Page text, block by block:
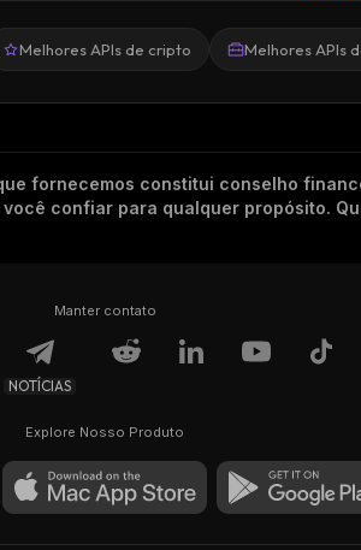
Melhores APIs de cripto Melhores APIs
fornecemos constitui conselho
confiar para qualquer propósito.
Manter contato
NOTÍCIAS
Explore Nosso Produto